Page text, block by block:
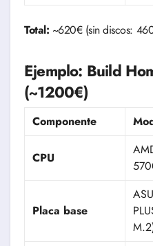
Total: ~620€ (sin discos:
Ejemplo: Build
(~1200€)
Componente
CPU
Placa base